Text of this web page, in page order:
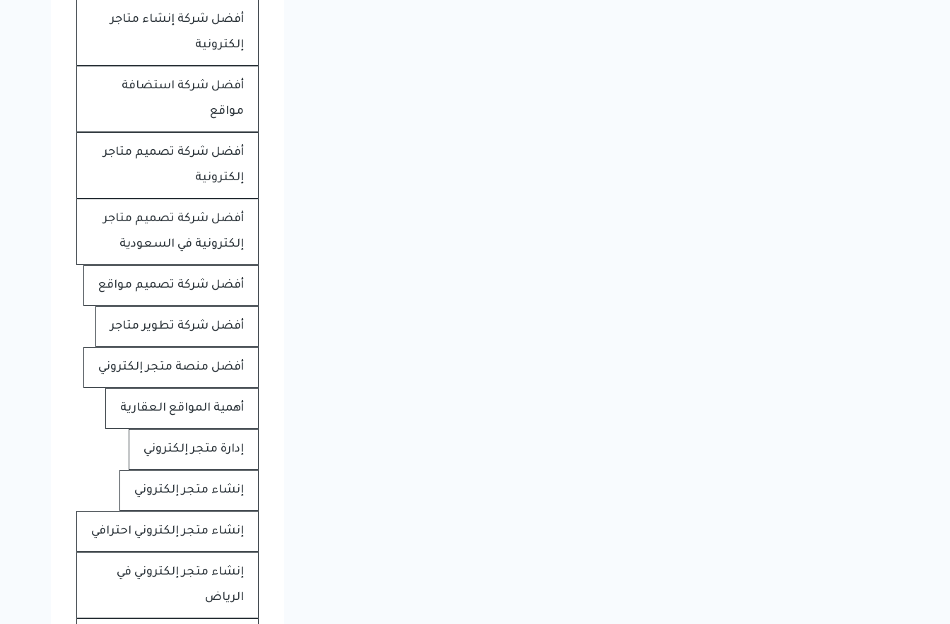
أفضل شركة إنشاء متاجر
إلكترونية
أفضل شركة استضافة
مواقع
أفضل شركة تصميم متاجر
إلكترونية
أفضل شركة تصميم متاجر
إلكترونية في السعودية
أفضل شركة تصميم مواقع
أفضل شركة تطوير متاجر
أفضل منصة متجر إلكتروني
أهمية المواقع العقارية
إدارة متجر إلكتروني
إنشاء متجر إلكتروني
إنشاء متجر إلكتروني احترافي
إنشاء متجر إلكتروني في
الرياض